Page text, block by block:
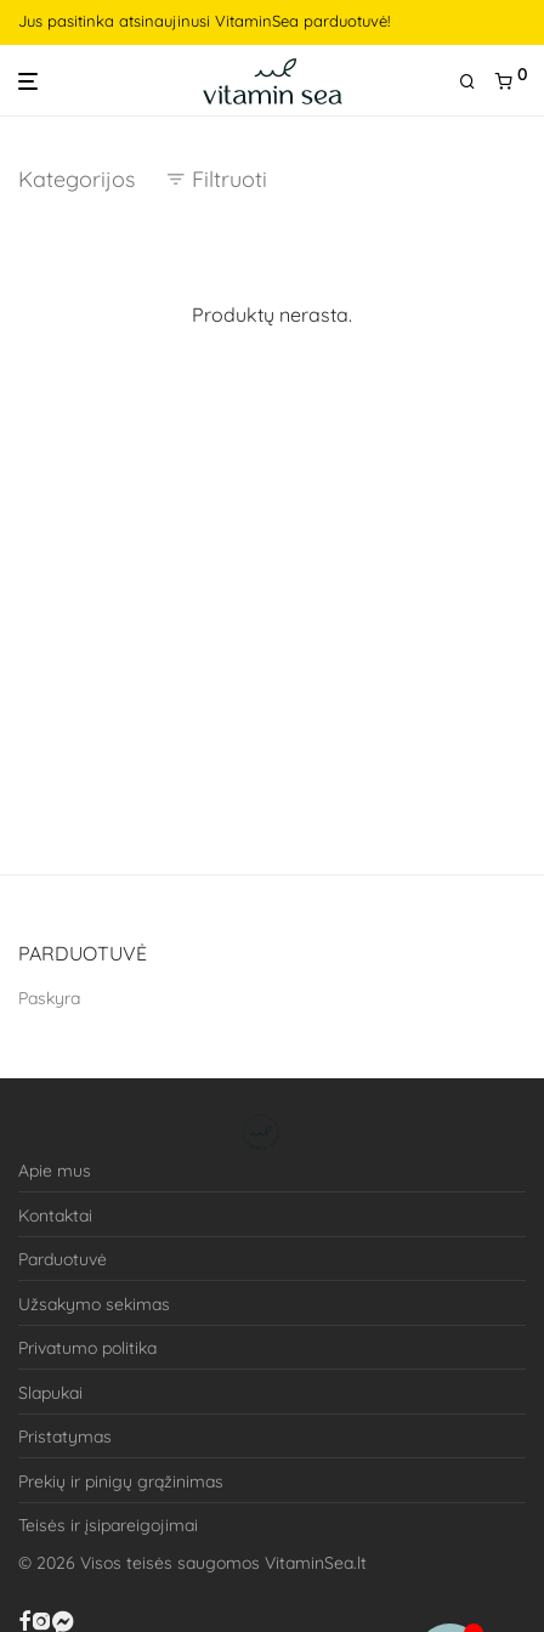
Jus pasitinka atsinaujinusi VitaminSea parduotuvė!
0
Kategorijos Filtruoti
Produktų nerasta.
PARDUOTUVĖ
Paskyra
Apie mus
Kontaktai
Parduotuvė
Užsakymo sekimas
Privatumo politika
Slapukai
Pristatymas
Prekių ir pinigų grąžinimas
Teisės ir įsipareigojimai
© 2026 Visos teisės saugomos VitaminSea.lt